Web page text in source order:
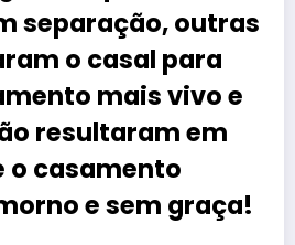
separação, outras
o casal para
mais vivo e
resultaram em
o casamento
e sem graça!